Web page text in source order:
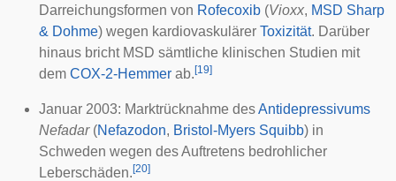
Darreichungsformen von Rofecoxib (Vioxx, MSD Sharp
& Dohme) wegen kardiovaskulärer Toxizität. Darüber
hinaus bricht MSD sämtliche klinischen Studien mit
dem COX-2-Hemmer ab. [19]
Januar 2003: Marktrücknahme desAntidepressivums
Nefadar(Nefazodon, Bristol-Myers Squibb) in
Schweden wegen des Auftretens bedrohlicher
Leberschäden. [20]